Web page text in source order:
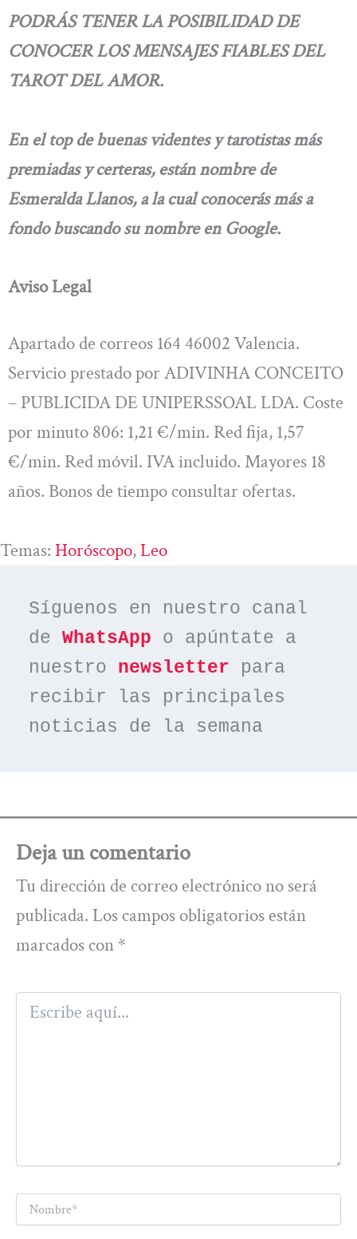
PODRÁS TENER LA POSIBILIDAD DE
CONOCER LOS MENSAJES FIABLES DEL
TAROT DEL AMOR.
En el top de buenas videntes y tarotistas más
premiadas y certeras, están nombre de
Esmeralda Llanos, a la cual conocerás más a
fondo buscando su nombre en Google.
Aviso Legal
Apartado de correos 164 46002 Valencia.
Servicio prestado por ADIVINHA CONCEITO
– PUBLICIDA DE UNIPERSSOAL LDA. Coste
por minuto 806: 1,21 €/min. Red fija, 1,57
€/min. Red móvil. IVA incluido. Mayores 18
años. Bonos de tiempo consultar ofertas.
Temas: Horóscopo, Leo
Síguenos en nuestro canal
de WhatsApp o apúntate a
nuestro newsletter para
recibir las principales
noticias de la semana
Deja un comentario
Tu dirección de correo electrónico no será
publicada. Los campos obligatorios están
marcados con *
Escribe
aquí...
Nombre*